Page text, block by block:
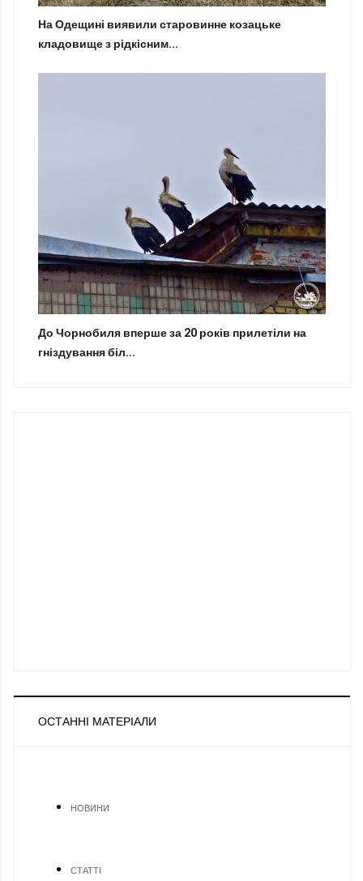
На Одещині виявили старовинне козацьке
кладовище з рідкісним...
До Чорнобиля вперше за 20 років прилетіли на
гніздування біл...
ОСТАННІ МАТЕРІАЛИ
НОВИНИ
СТАТТІ